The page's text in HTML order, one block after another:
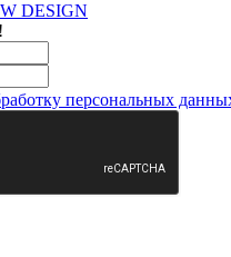
DESIGN
персональных